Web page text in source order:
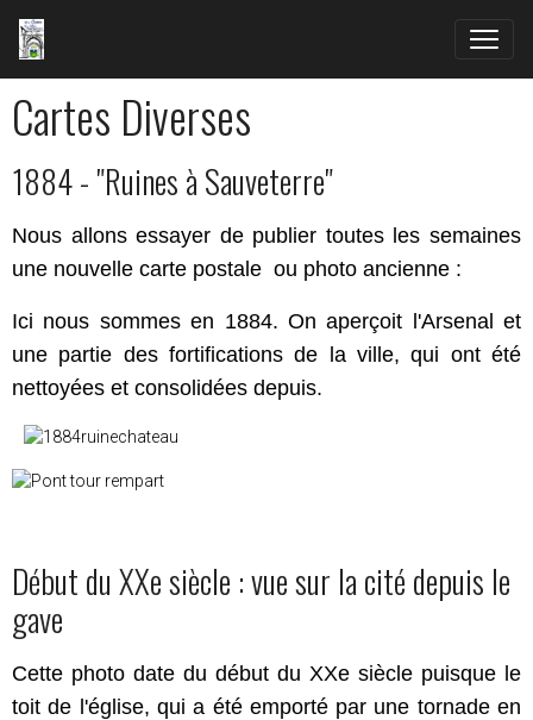
Cartes Diverses
1884 - "Ruines à Sauveterre"
Nous allons essayer de publier toutes les semaines
une nouvelle carte postale ou photo ancienne :
Ici nous sommes en 1884. On aperçoit l'Arsenal et
une partie des fortifications de la ville, qui ont été
nettoyées et consolidées depuis.
Début du XXe siècle : vue sur la cité depuis le
gave
Cette photo date du début du XXe siècle puisque le
toit de l'église, qui a été emporté par une tornade en